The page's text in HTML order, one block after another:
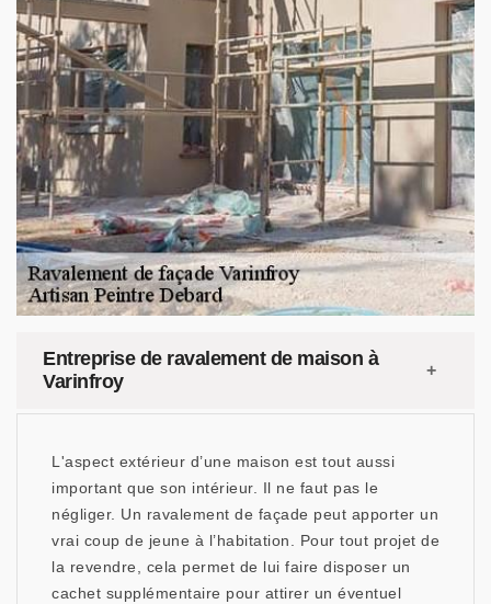
Entreprise de ravalement de maison à
Varinfroy
L'aspect extérieur d’une maison est tout aussi
important que son intérieur. Il ne faut pas le
négliger. Un ravalement de façade peut apporter un
vrai coup de jeune à l’habitation. Pour tout projet de
la revendre, cela permet de lui faire disposer un
cachet supplémentaire pour attirer un éventuel